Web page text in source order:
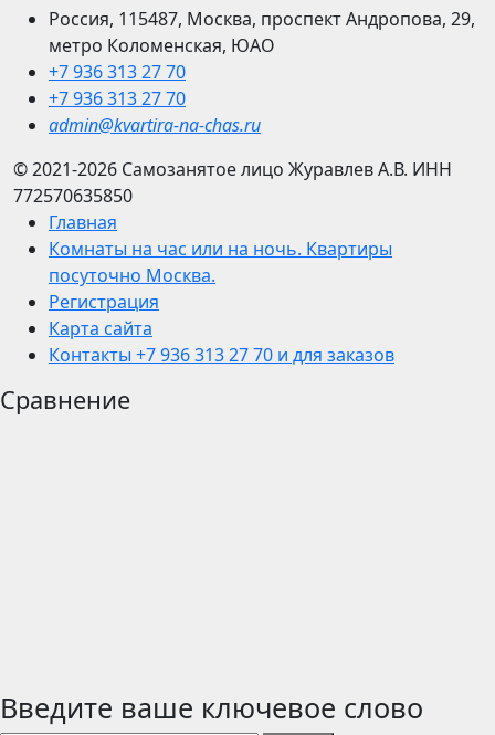
Россия, 115487, Москва, проспект Андропова, 29,
метро Коломенская, ЮАО
+7 936 313 27 70
+7 936 313 27 70
admin@kvartira-na-chas.ru
© 2021-2026 Самозанятое лицо Журавлев А.В. ИНН
772570635850
Главная
Комнаты на час или на ночь. Квартиры
посуточно Москва.
Регистрация
Карта сайта
Контакты +7 936 313 27 70 и для заказов
Сравнение
Введите ваше ключевое слово